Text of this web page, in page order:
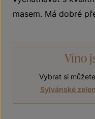
masem. Má dobré
Víno
Vybrat si
Sylvánské